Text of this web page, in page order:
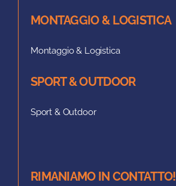
MONTAGGIO & LOGISTICA
Montaggio & Logistica
SPORT & OUTDOOR
Sport & Outdoor
RIMANIAMO IN CONTATTO!